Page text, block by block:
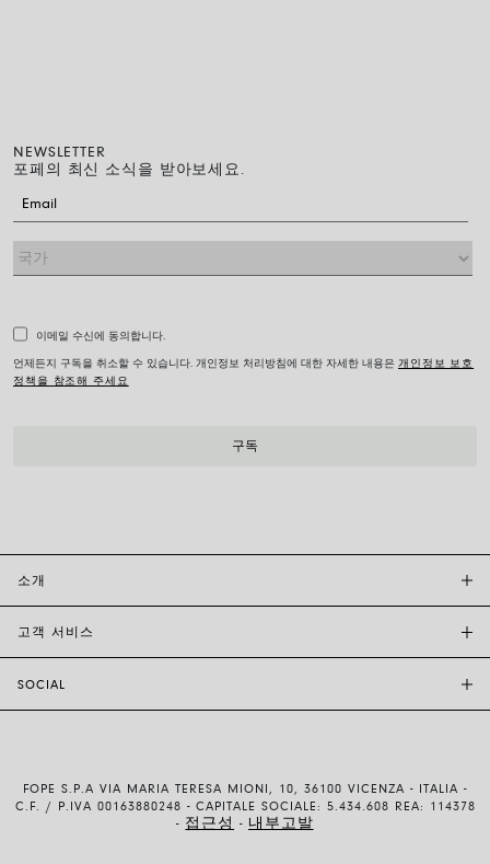
NEWSLETTER
포페의 최신 소식을 받아보세요.
이메일 수신에 동의합니다.
언제든지 구독을 취소할 수 있습니다. 개인정보 처리방침에 대한 자세한 내용은 개인정보 보호
정책을 참조해 주세요
소개
고객 서비스
배송 및 반품
SOCIAL
YOUTUBE
FOPE S.P.A VIA MARIA TERESA MIONI, 10, 36100 VICENZA - ITALIA -
C.F. / P.IVA 00163880248 - CAPITALE SOCIALE: 5.434.608 REA: 114378
- 접근성 - 내부고발